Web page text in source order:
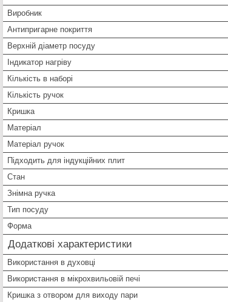
Виробник
Антипригарне покриття
Верхній діаметр посуду
Індикатор нагріву
Кількість в наборі
Кількість ручок
Кришка
Матеріал
Матеріал ручок
Підходить для індукційних плит
Стан
Знімна ручка
Тип посуду
Форма
Додаткові характеристики
Використання в духовці
Використання в мікрохвильовій печі
Кришка з отвором для виходу пари